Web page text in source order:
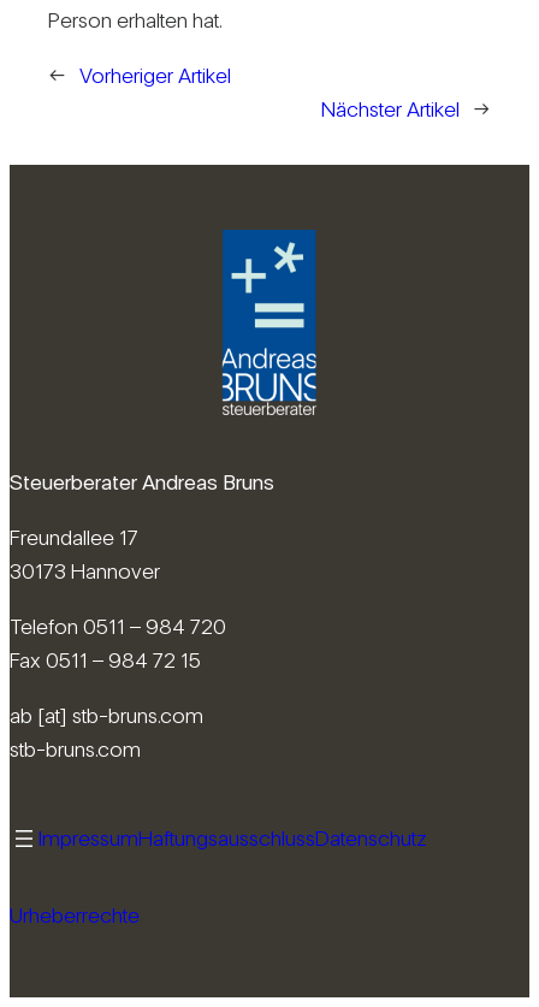
Person erhalten hat.
← Vorheriger Artikel
Nächster Artikel
→
Steuerberater Andreas Bruns
Freundallee 17
30173 Hannover
Telefon 0511 – 984 720
Fax 0511 – 984 72 15
ab [at] stb-bruns.com
stb-bruns.com
ImpressumHaftungsausschlussDatenschutz
Urheberrechte